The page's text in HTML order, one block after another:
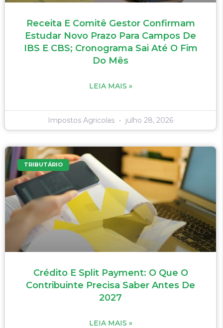
Receita E Comitê Gestor Confirmam
Estudar Novo Prazo Para Campos De
IBS E CBS; Cronograma Sai Até O Fim
Do Mês
LEIA MAIS »
Impostos Agricolas julho 28, 2026
TRIBUTÁRIO
Crédito E Split Payment: O Que O
Contribuinte Precisa Saber Antes De
2027
LEIA MAIS »